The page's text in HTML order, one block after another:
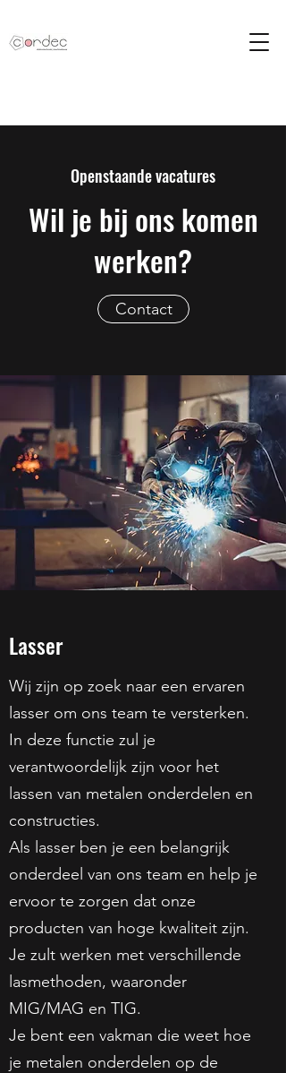
Openstaande vacatures
Wil je bij ons komen
werken?
Contact
Lasser
Wij zijn op zoek naar een ervaren
lasser om ons team te versterken.
In deze functie zul je
verantwoordelijk zijn voor het
lassen van metalen onderdelen en
constructies.
Als lasser ben je een belangrijk
onderdeel van ons team en help je
ervoor te zorgen dat onze
producten van hoge kwaliteit zijn.
Je zult werken met verschillende
lasmethoden, waaronder
MIG/MAG en TIG.
Je bent een vakman die weet hoe
je metalen onderdelen op de